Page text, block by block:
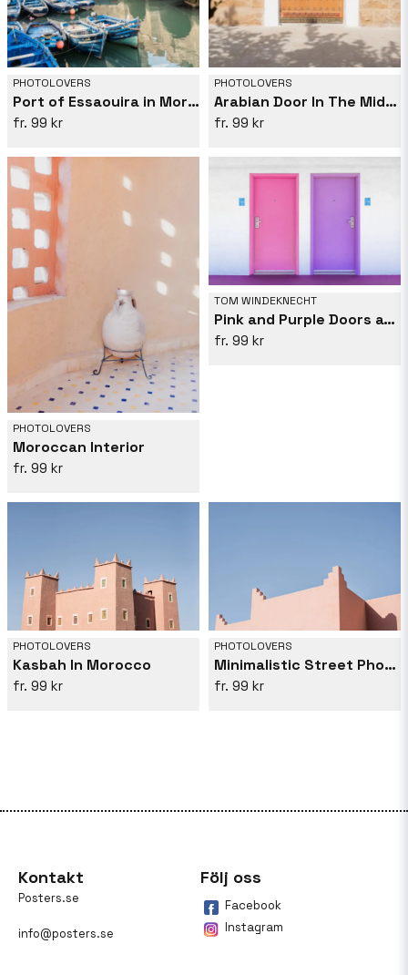
PHOTOLOVERS
Port of Essaouira in Morocco
99 kr
PHOTOLOVERS
Arabian Door In The Middle East
99 kr
PHOTOLOVERS
Moroccan Interior
99 kr
TOM WINDEKNECHT
Pink and Purple Doors at the Saguaro
99 kr
PHOTOLOVERS
Kasbah In Morocco
99 kr
PHOTOLOVERS
Minimalistic Street Photography In Morocco
99 kr
Kontakt
Posters.se
info@posters.se
Följ oss
Facebook
Instagram